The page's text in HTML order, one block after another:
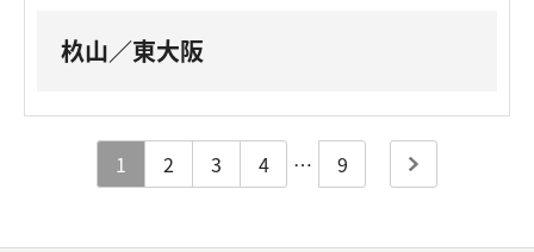
杦山／東大阪
1 2 3 4 … 9